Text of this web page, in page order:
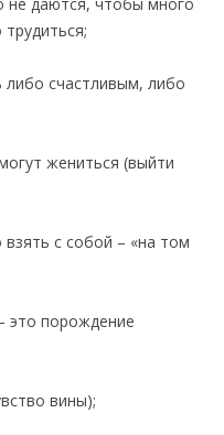
не даются, чтобы много
счастливым, либо
жениться (выйти
взять с собой – «на том
это порождение
вины);